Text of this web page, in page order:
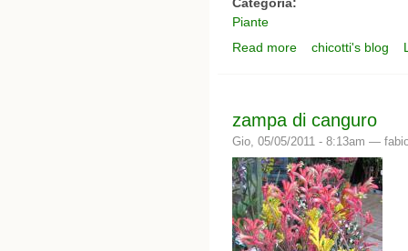
Piante
Read more about rose ad
chicotti's blog
zampa di canguro
Gio, 05/05/2011 - 8:13am —